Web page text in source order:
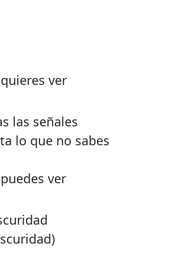
ver
las señales
lo que no sabes
ver